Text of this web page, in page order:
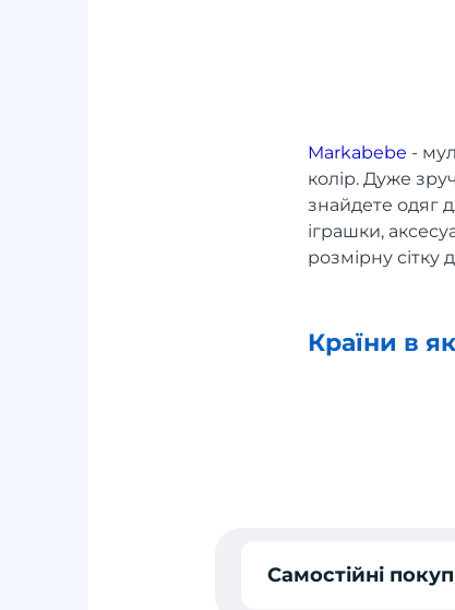
Markabebe -
колір. Дуже
знайдете одяг
іграшки,
розмірну сітку
Країни в
Самостійні